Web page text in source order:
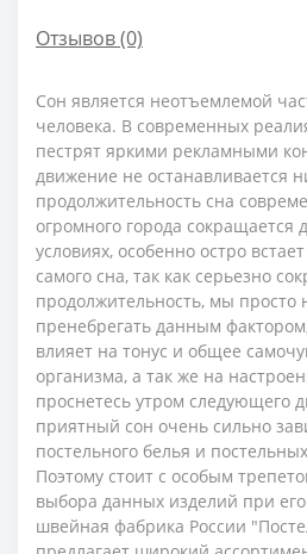
Отзывов (0)
Сон является неотъемлемой
человека. В современных
пестрят яркими рекламными
движение не останавливается
продолжительность сна
огромного города
условиях, особенно остро
самого сна, так как серьезно
продолжительность, мы просто
пренебрегать данным
влияет на тонус и общее
организма, а так же на
проснетесь утром следующего
приятный сон очень сильно
постельного белья и
Поэтому стоит с особым
выбора данных изделий при
швейная фабрика России